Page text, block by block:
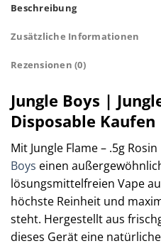
Beschreibung
Zusätzliche Informationen
Rezensionen (0)
Jungle Boys |
Disposable Kaufen
Mit Jungle Flame – .5g
Boys einen
lösungsmittelfreien Vape
höchste Reinheit und
steht. Hergestellt aus
dieses Gerät eine